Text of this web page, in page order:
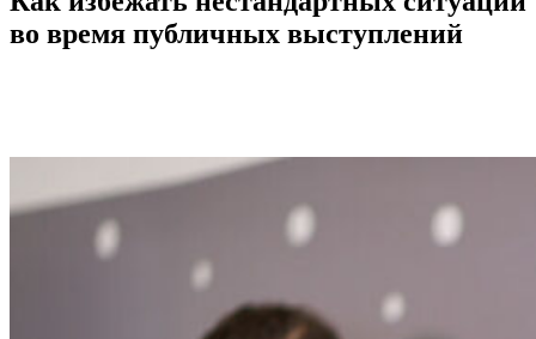
во время публичных выступлений